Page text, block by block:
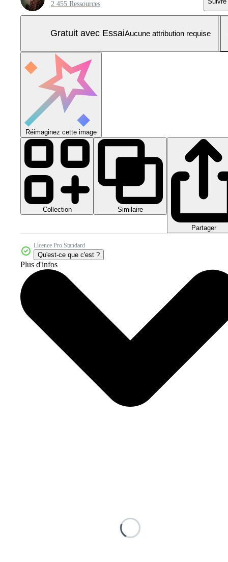
2 455 Ressources
Gratuit avec EssaiAucune attribution requise
Réimaginez cette image
Collection Similaire
Partager
Licence Pro Standard
Qu'est-ce que c'est ?
Plus d'infos